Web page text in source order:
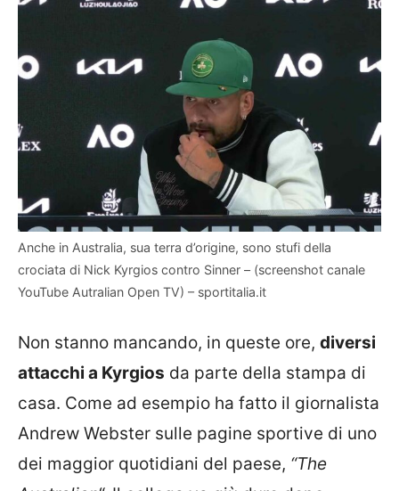
Anche in Australia, sua terra d’origine, sono stufi della
crociata di Nick Kyrgios contro Sinner – (screenshot canale
YouTube Autralian Open TV) – sportitalia.it
Non stanno mancando, in queste ore, diversi
attacchi a Kyrgios da parte della stampa di
casa. Come ad esempio ha fatto il giornalista
Andrew Webster sulle pagine sportive di uno
dei maggior quotidiani del paese, “The